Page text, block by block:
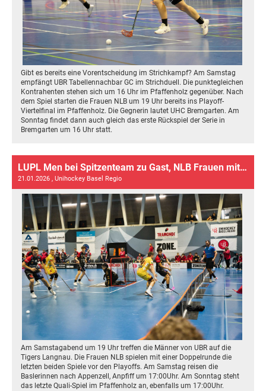
Gibt es bereits eine Vorentscheidung im Strichkampf? Am Samstag
empfängt UBR Tabellennachbar GC im Strichduell. Die punktegleichen
Kontrahenten stehen sich um 16 Uhr im Pfaffenholz gegenüber. Nach
dem Spiel starten die Frauen NLB um 19 Uhr bereits ins Playoff-
Viertelfinal im Pfaffenholz. Die Gegnerin lautet UHC Bremgarten. Am
Sonntag findet dann auch gleich das erste Rückspiel der Serie in
Bremgarten um 16 Uhr statt.
LUPL Men bei Spitzenteam zu Gast, NLB Frauen mit den letzten Spielen der Qualifikation
21.01.2026 , Unihockey Basel Regio
Am Samstagabend um 19 Uhr treffen die Männer von UBR auf die
Tigers Langnau. Die Frauen NLB spielen mit einer Doppelrunde die
letzten beiden Spiele vor den Playoffs. Am Samstag reisen die
Baslerinnen nach Appenzell, Anpfiff um 17:00Uhr. Am Sonntag steht
das letzte Quali-Spiel im Pfaffenholz an, ebenfalls um 17:00Uhr.